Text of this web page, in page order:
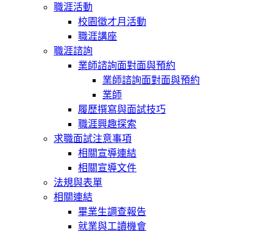
職涯活動
校園徵才月活動
職涯講座
職涯諮詢
業師諮詢面對面與預約
業師諮詢面對面與預約
業師
履歷撰寫與面試技巧
職涯興趣探索
求職面試注意事項
相關宣導連結
相關宣導文件
法規與表單
相關連結
畢業生調查報告
就業與工讀機會